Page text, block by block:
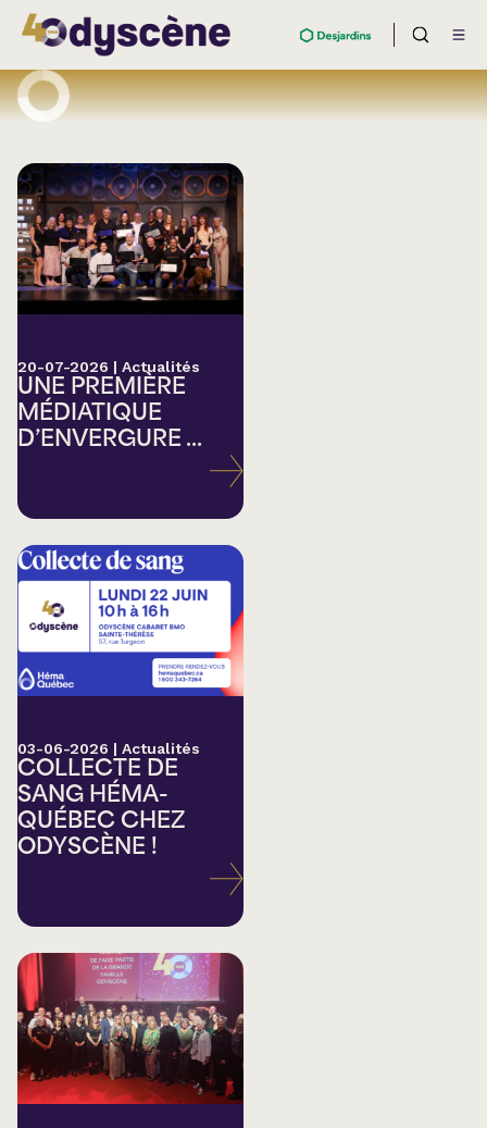
20-07-2026 | Actualités
UNE PREMIÈRE
MÉDIATIQUE
D’ENVERGURE ...
03-06-2026 | Actualités
COLLECTE DE
SANG HÉMA-
QUÉBEC CHEZ
ODYSCÈNE !